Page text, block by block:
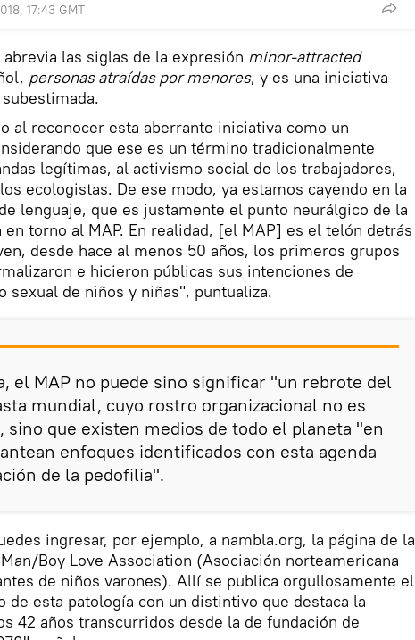
17:43 GMT
las siglas de la expresión minor-attracted
personas atraídas por menores, y es una iniciativa
al reconocer esta aberrante iniciativa como un
que ese es un término tradicionalmente
legítimas, al activismo social de los trabajadores,
ecologistas. De ese modo, ya estamos cayendo en la
lenguaje, que es justamente el punto neurálgico de la
torno al MAP. En realidad, [el MAP] es el telón detrás
desde hace al menos 50 años, los primeros grupos
e hicieron públicas sus intenciones de
sexual de niños y niñas", puntualiza.
el MAP no puede sino significar "un rebrote del
mundial, cuyo rostro organizacional no es
sino que existen medios de todo el planeta "en
enfoques identificados con esta agenda
de la pedofilia".
ingresar, por ejemplo, a nambla.org, la página de la
Boy Love Association (Asociación norteamericana
de niños varones). Allí se publica orgullosamente el
de esta patología con un distintivo que destaca la
42 años transcurridos desde la de fundación de